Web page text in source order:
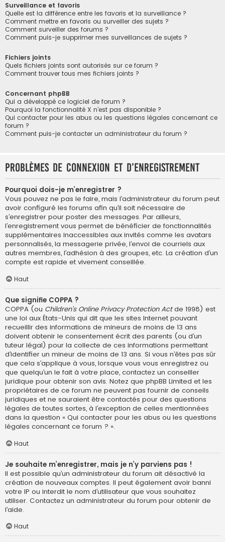
Surveillance et favoris
Quelle est la différence entre les favoris et la surveillance ?
Comment mettre en favoris ou surveiller des sujets ?
Comment surveiller des forums ?
Comment puis-je supprimer mes surveillances de sujets ?
Fichiers joints
Quels fichiers joints sont autorisés sur ce forum ?
Comment trouver tous mes fichiers joints ?
Concernant phpBB
Qui a développé ce logiciel de forum ?
Pourquoi la fonctionnalité X n’est pas disponible ?
Qui contacter pour les abus ou les questions légales concernant ce
forum ?
Comment puis-je contacter un administrateur du forum ?
Problèmes de connexion et d’enregistrement
Pourquoi dois-je m’enregistrer ?
Vous pouvez ne pas le faire, mais l’administrateur du forum peut
avoir configuré les forums afin qu’il soit nécessaire de
s’enregistrer pour poster des messages. Par ailleurs,
l’enregistrement vous permet de bénéficier de fonctionnalités
supplémentaires inaccessibles aux invités comme les avatars
personnalisés, la messagerie privée, l’envoi de courriels aux
autres membres, l’adhésion à des groupes, etc. La création d’un
compte est rapide et vivement conseillée.
Haut
Que signifie COPPA ?
COPPA (ou Children’s Online Privacy Protection Actde 1998) est
une loi aux États-Unis qui dit que les sites Internet pouvant
recueillir des informations de mineurs de moins de 13 ans
doivent obtenir le consentement écrit des parents (ou d’un
tuteur légal) pour la collecte de ces informations permettant
d’identifier un mineur de moins de 13 ans. Si vous n’êtes pas sûr
que cela s’applique à vous, lorsque vous vous enregistrez ou
que quelqu’un le fait à votre place, contactez un conseiller
juridique pour obtenir son avis. Notez que phpBB Limited et les
propriétaires de ce forum ne peuvent pas fournir de conseils
juridiques et ne sauraient être contactés pour des questions
légales de toutes sortes, à l’exception de celles mentionnées
dans la question « Qui contacter pour les abus ou les questions
légales concernant ce forum ? ».
Haut
Je souhaite m’enregistrer, mais je n’y parviens pas !
Il est possible qu’un administrateur du forum ait désactivé la
création de nouveaux comptes. Il peut également avoir banni
votre IP ou interdit le nom d’utilisateur que vous souhaitez
utiliser. Contactez un administrateur du forum pour obtenir de
l’aide.
Haut